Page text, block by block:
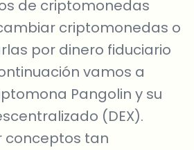
de criptomonedas
criptomonedas o
por dinero fiduciario
vamos a
Pangolin y su
(DEX).
conceptos tan